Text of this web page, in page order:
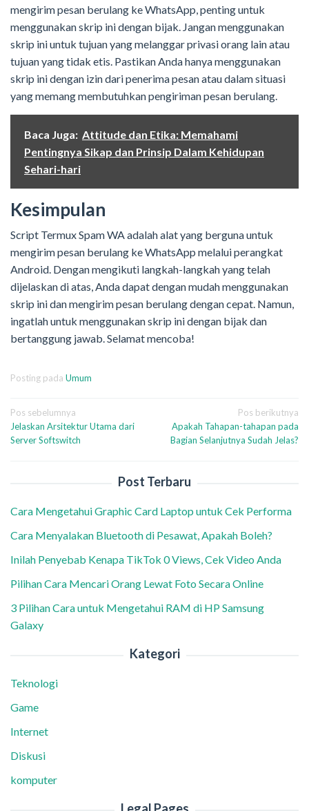
mengirim pesan berulang ke WhatsApp, penting untuk
menggunakan skrip ini dengan bijak. Jangan menggunakan
skrip ini untuk tujuan yang melanggar privasi orang lain atau
tujuan yang tidak etis. Pastikan Anda hanya menggunakan
skrip ini dengan izin dari penerima pesan atau dalam situasi
yang memang membutuhkan pengiriman pesan berulang.
Baca Juga: Attitude dan Etika: Memahami
Pentingnya Sikap dan Prinsip Dalam Kehidupan
Sehari-hari
Kesimpulan
Script Termux Spam WA adalah alat yang berguna untuk
mengirim pesan berulang ke WhatsApp melalui perangkat
Android. Dengan mengikuti langkah-langkah yang telah
dijelaskan di atas, Anda dapat dengan mudah menggunakan
skrip ini dan mengirim pesan berulang dengan cepat. Namun,
ingatlah untuk menggunakan skrip ini dengan bijak dan
bertanggung jawab. Selamat mencoba!
Posting pada Umum
Navigasi
pos
Pos sebelumnya
Jelaskan Arsitektur Utama dari
Server Softswitch
Pos berikutnya
Apakah Tahapan-tahapan pada
Bagian Selanjutnya Sudah Jelas?
Post Terbaru
Cara Mengetahui Graphic Card Laptop untuk Cek Performa
Cara Menyalakan Bluetooth di Pesawat, Apakah Boleh?
Inilah Penyebab Kenapa TikTok 0 Views, Cek Video Anda
Pilihan Cara Mencari Orang Lewat Foto Secara Online
3 Pilihan Cara untuk Mengetahui RAM di HP Samsung
Galaxy
Kategori
Teknologi
Game
Internet
Diskusi
komputer